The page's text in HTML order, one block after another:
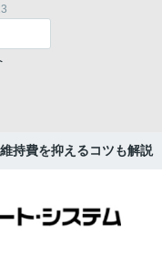
持費を抑えるコツも解説